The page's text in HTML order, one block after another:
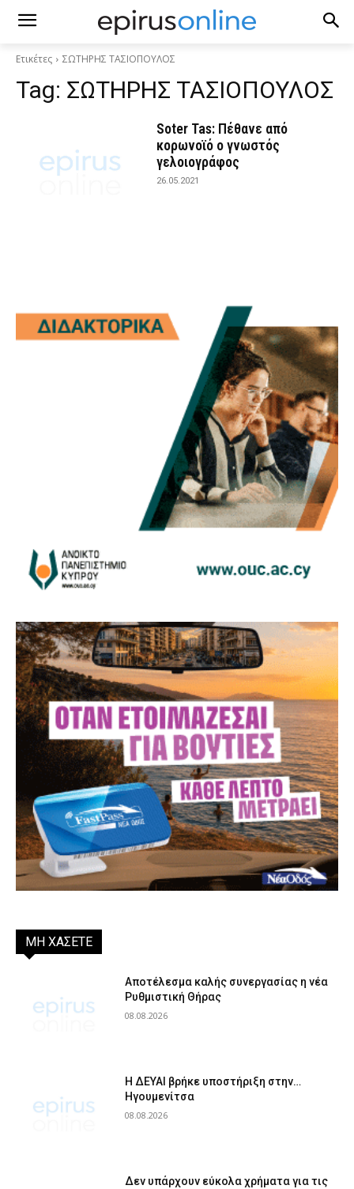
Ετικέτες ΣΩΤΗΡΗΣ ΤΑΣΙΟΠΟΥΛΟΣ
Tag: ΣΩΤΗΡΗΣ ΤΑΣΙΟΠΟΥΛΟΣ
Soter Tas: Πέθανε από
κορωνοϊό ο γνωστός
γελοιογράφος
26.05.2021
ΜΗ ΧΑΣΕΤΕ
Αποτέλεσμα καλής συνεργασίας η νέα
Ρυθμιστική Θήρας
08.08.2026
Η ΔΕΥΑΙ βρήκε υποστήριξη στην…
Ηγουμενίτσα
08.08.2026
Δεν υπάρχουν εύκολα χρήματα για τις